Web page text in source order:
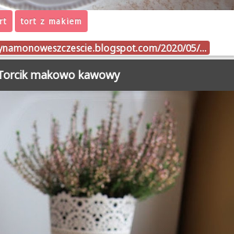
tort z makiem
2020/05/…
makowo kawowy